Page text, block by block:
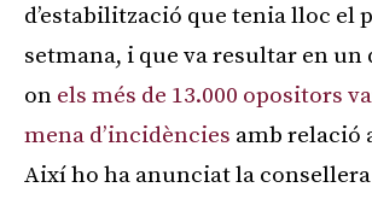
d’estabilització que tenia lloc el
setmana, i que va resultar en un
on els més de 13.000 opositors
mena d’incidències amb relació
Així ho ha anunciat la consellera